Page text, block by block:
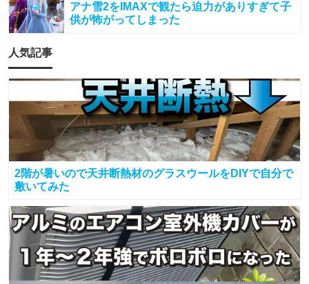
アナ雪2をIMAXで観たら迫力がありすぎて子
供が怖がってしまった
人気記事
2階が暑いので天井断熱材のグラスウールをDIYで自分で
敷いてみた